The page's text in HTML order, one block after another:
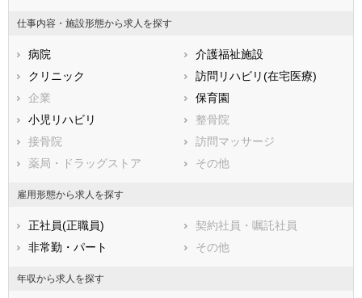
春日部市
狭山市
羽生市
鴻巣市
深谷市
上尾市
草加市
越谷市
蕨市
戸田市
入間市
朝霞市
志木市
久喜市
北本市
八潮市
富士見市
三郷市
仕事内容・施設形態から求人を探す
病院
介護福祉施設
クリニック
訪問リハビリ(在宅医療)
企業
保育園
小児リハビリ
整骨院
接骨院
訪問マッサージ
薬局・ドラッグストア
その他
雇用形態から求人を探す
正社員(正職員)
契約社員・嘱託社員
非常勤・パート
その他
年収から求人を探す